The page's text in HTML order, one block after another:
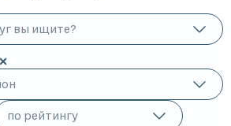
вы ищите?